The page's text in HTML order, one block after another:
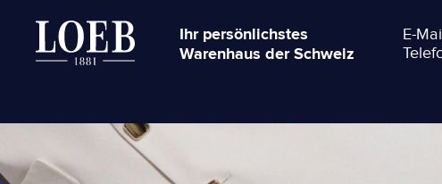
Ihr persönlichstes
Warenhaus der Schweiz
E-